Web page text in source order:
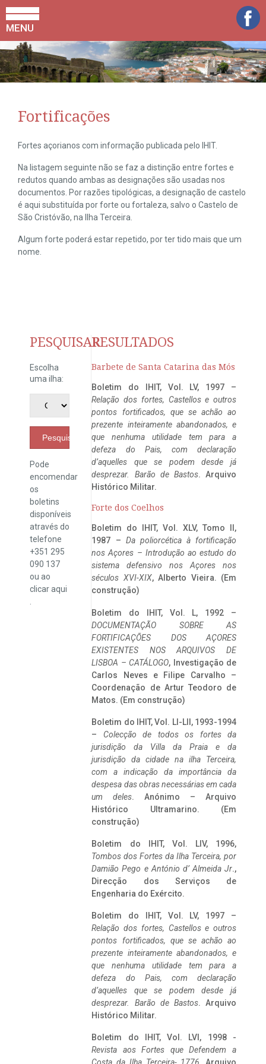
MENU
Fortificações
Fortes açorianos com informação publicada pelo IHIT.
Na listagem seguinte não se faz a distinção entre fortes e
redutos quando ambas as designações são usadas nos
documentos. Por razões tipológicas, a designação de castelo
é aqui substituída por forte ou fortaleza, salvo o Castelo de
São Cristóvão, na Ilha Terceira.
Algum forte poderá estar repetido, por ter tido mais que um
nome.
PESQUISAR
Escolha
uma ilha:
Pesquisar
Pode
encomendar
os
boletins
disponíveis
através do
telefone
+351 295
090 137
ou ao
clicaraqui
RESULTADOS
Barbete de Santa Catarina das Mós
Boletim do IHIT, Vol. LV, 1997 –
Relação dos fortes, Castellos e outros
pontos fortificados, que se achão ao
prezente inteiramente abandonados, e
que nenhuma utilidade tem para a
defeza do Pais, com declaração
d’aquelles que se podem desde já
desprezar. Barão de Bastos. Arquivo
Histórico Militar.
Forte dos Coelhos
Boletim do IHIT, Vol. XLV, Tomo II,
1987 – Da poliorcética à fortificação
nos Açores – Introdução ao estudo do
sistema defensivo nos Açores nos
séculos XVI-XIX, Alberto Vieira. (Em
construção)
Boletim do IHIT, Vol. L, 1992 –
DOCUMENTAÇÃO SOBRE AS
FORTIFICAÇÕES DOS AÇORES
EXISTENTES NOS ARQUIVOS DE
LISBOA – CATÁLOGO, Investigação de
Carlos Neves e Filipe Carvalho –
Coordenação de Artur Teodoro de
Matos. (Em construção)
Boletim do IHIT, Vol. LI-LII, 1993-1994
– Colecção de todos os fortes da
jurisdição da Villa da Praia e da
jurisdição da cidade na ilha Terceira,
com a indicação da importância da
despesa das obras necessárias em cada
um deles. Anónimo – Arquivo
Histórico Ultramarino. (Em
construção)
Boletim do IHIT, Vol. LIV, 1996,
Tombos dos Fortes da Ilha Terceira, por
Damião Pego e António d’ Almeida Jr.,
Direcção dos Serviços de
Engenharia do Exército.
Boletim do IHIT, Vol. LV, 1997 –
Relação dos fortes, Castellos e outros
pontos fortificados, que se achão ao
prezente inteiramente abandonados, e
que nenhuma utilidade tem para a
defeza do Pais, com declaração
d’aquelles que se podem desde já
desprezar. Barão de Bastos. Arquivo
Histórico Militar.
Boletim do IHIT, Vol. LVI, 1998 -
Revista aos Fortes que Defendem a